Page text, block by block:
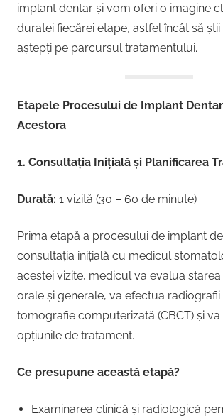
implant dentar și vom oferi o imagine
duratei fiecărei etape, astfel încât să știi
aștepți pe parcursul tratamentului.
Etapele Procesului de Implant
Acestora
1. Consultația Inițială și Planificarea
Durată: 1 vizită (30 – 60 de minute)
Prima etapă a procesului de implant
consultația inițială cu medicul
acestei vizite, medicul va evalua
orale și generale, va efectua radiografii
tomografie computerizată (CBCT) și
opțiunile de tratament.
Ce presupune această etapă?
Examinarea clinică și radiologică